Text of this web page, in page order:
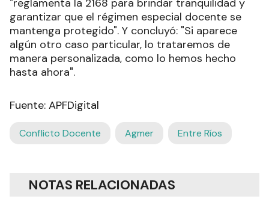
"reglamenta la 2168 para brindar tranquilidad y
garantizar que el régimen especial docente se
mantenga protegido". Y concluyó: "Si aparece
algún otro caso particular, lo trataremos de
manera personalizada, como lo hemos hecho
hasta ahora".
Fuente: APFDigital
Conflicto Docente Agmer Entre Ríos
NOTAS RELACIONADAS